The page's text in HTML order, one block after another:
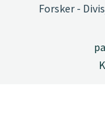
Forsker -